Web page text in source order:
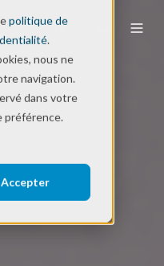
politique de
.
nous ne
navigation.
dans votre
préférence.
Accepter
FR